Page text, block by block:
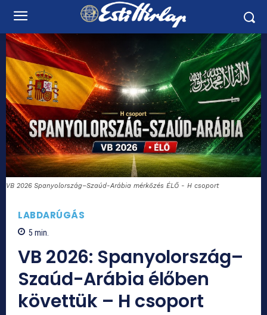
VB 2026 Spanyolország–Szaúd-Arábia mérkőzés ÉLŐ - H csoport
LABDARÚGÁS
5 min.
VB 2026: Spanyolország–
Szaúd-Arábia élőben
követtük – H csoport